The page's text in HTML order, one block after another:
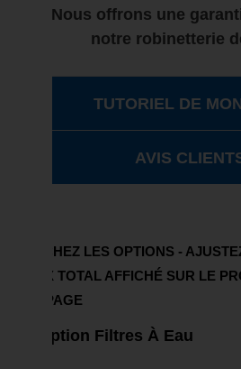
Nous offrons une
notre robinetterie
TUTORIEL DE
AVIS
COCHEZ LES OPTIONS -
PRIX TOTAL AFFICHÉ SUR LE
DE PAGE
Option Filtres À Eau